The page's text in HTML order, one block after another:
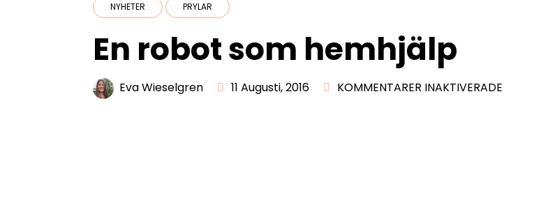
NYHETER PRYLAR
En robot som hemhjälp
Eva Wieselgren 11 Augusti, 2016 KOMMENTARER INAKTIVERADE